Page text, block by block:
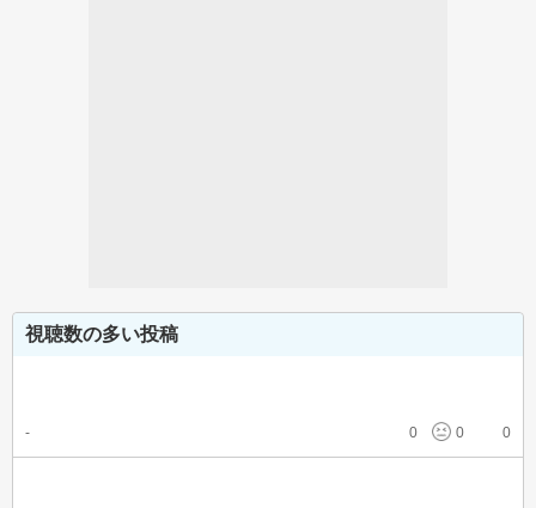
視聴数の多い投稿
- 0 0 0